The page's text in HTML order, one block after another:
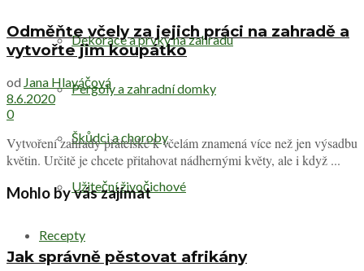
Dekorace a prvky na zahradu
Pergoly a zahradní domky
Škůdci a choroby
Užiteční živočichové
Recepty
Odměňte včely za jejich práci na zahradě a
vytvořte jim koupátko
od Jana Hlaváčová
8.6.2020
0
Vytvoření zahrady přátelské k včelám znamená více než jen výsadbu
květin. Určitě je chcete přitahovat nádhernými květy, ale i když ...
Mohlo by vás zajímat
Jak správně pěstovat afrikány